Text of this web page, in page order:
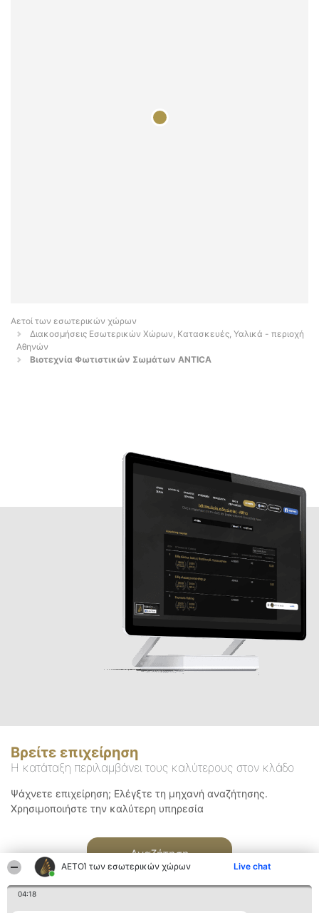
ΑΕΤΟΊ των εσωτερικών χώρων Live chat
04:18
Αετοί των εσωτερικών χώρων
Διακοσμήσεις Εσωτερικών Χώρων, Κατασκευές, Υαλικά - περιοχή
Αθηνών
Βιοτεχνία Φωτιστικών Σωμάτων ANTICA
Βρείτε επιχείρηση
Η κατάταξη περιλαμβάνει τους καλύτερους στον κλάδο
Ψάχνετε επιχείρηση; Ελέγξτε τη μηχανή αναζήτησης.
Χρησιμοποιήστε την καλύτερη υπηρεσία
Αναζήτηση